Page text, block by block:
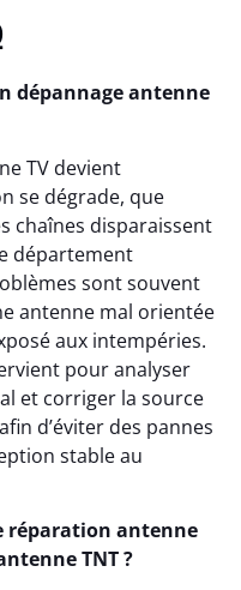
dépannage antenne
TV devient
se dégrade, que
chaînes disparaissent
département
sont souvent
antenne mal orientée
aux intempéries.
pour analyser
et corriger la source
d’éviter des pannes
stable au
réparation antenne
TNT ?